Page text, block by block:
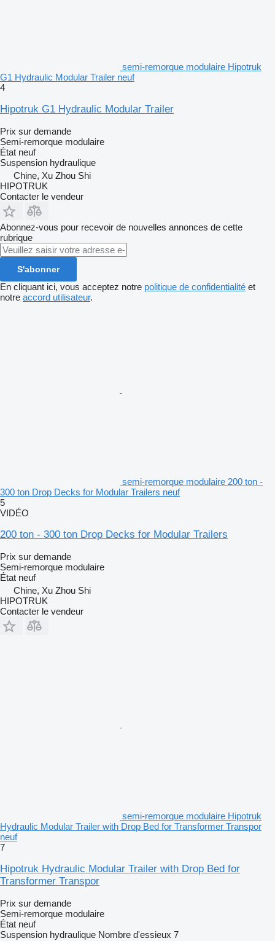
semi-remorque modulaire Hipotruk
G1 Hydraulic Modular Trailer neuf
4
Hipotruk G1 Hydraulic Modular Trailer
Prix sur demande
Semi-remorque modulaire
État neuf
Suspension hydraulique
Chine, Xu Zhou Shi
HIPOTRUK
Contacter le vendeur
Abonnez-vous pour recevoir de nouvelles annonces de cette
rubrique
S'abonner
En cliquant ici, vous acceptez notre politique de confidentialité et
notre accord utilisateur.
semi-remorque modulaire 200 ton -
300 ton Drop Decks for Modular Trailers neuf
5
VIDÉO
200 ton - 300 ton Drop Decks for Modular Trailers
Prix sur demande
Semi-remorque modulaire
État neuf
Chine, Xu Zhou Shi
HIPOTRUK
Contacter le vendeur
semi-remorque modulaire Hipotruk
Hydraulic Modular Trailer with Drop Bed for Transformer Transpor
neuf
7
Hipotruk Hydraulic Modular Trailer with Drop Bed for
Transformer Transpor
Prix sur demande
Semi-remorque modulaire
État neuf
Suspension hydraulique Nombre d'essieux 7